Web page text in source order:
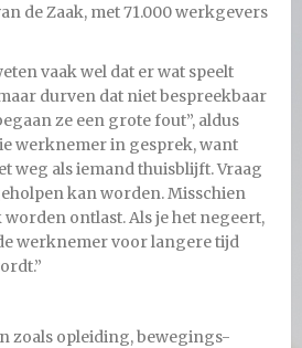
de Zaak, met 71.000 werkgevers
vaak wel dat er wat speelt
durven dat niet bespreekbaar
ze een grote fout”, aldus
werknemer in gesprek, want
weg als iemand thuisblijft. Vraag
kan worden. Misschien
ontlast. Als je het negeert,
werknemer voor langere tijd
zoals opleiding, bewegings-